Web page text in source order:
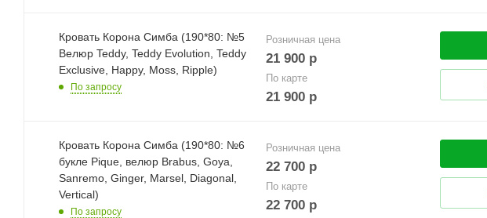
Кровать Корона Симба (190*80: №5
Велюр Teddy, Teddy Evolution, Teddy
Exclusive, Happy, Moss, Ripple)
По запросу
Розничная цена
21 900р
По карте
21 900р
Кровать Корона Симба (190*80: №6
букле Pique, велюр Brabus, Goya,
Sanremo, Ginger, Marsel, Diagonal,
Vertical)
По запросу
Розничная цена
22 700р
По карте
22 700р